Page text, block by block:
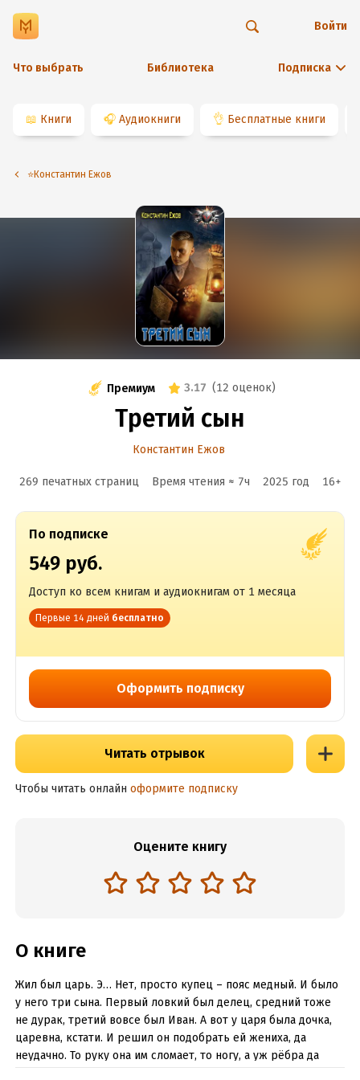
Что выбрать Библиотека Подписка
Войти
📖 Книги 🎧 Аудиокниги 👌 Бесплатные книги
⭐️Константин Ежов
Премиум 3.17 (12 оценок)
Третий сын
Константин Ежов
269 печатных страниц Время чтения ≈ 7ч 2025 год 16+
По подписке
549 руб.
Доступ ко всем книгам и аудиокнигам от 1 месяца
Первые 14 дней бесплатно
Оформить подписку
Читать отрывок
Чтобы читать онлайн оформите подписку
Оцените книгу
О книге
Жил был царь. Э… Нет, просто купец – пояс медный. И было
у него три сына. Первый ловкий был делец, средний тоже
не дурак, третий вовсе был Иван. А вот у царя была дочка,
царевна, кстати. И решил он подобрать ей жениха, да
неудачно. То руку она им сломает, то ногу, а уж рёбра да